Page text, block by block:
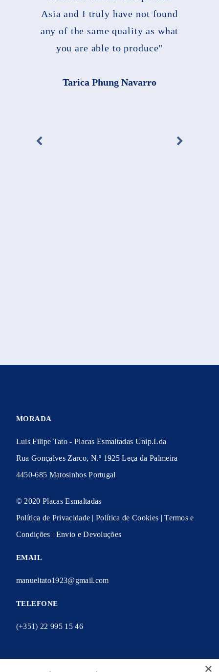
Asia and I truly have not found
any of the same quality as what
you are able to produce"
Tarica Phung Navarro
MORADA
Luis Filipe Tato - Placas Esmaltadas Unip.Lda
Rua Gonçalves Zarco, N.º 1925 Leça da Palmeira
4450-685 Matosinhos Portugal
© 2020 Placas Esmaltadas
Política de Privacidade |Política de Cookies |Termos e
Condições | Envio e Devoluções
EMAIL
manueltato1923@gmail.com
TELEFONE
(+351) 22 995 15 46
×